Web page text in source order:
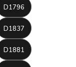
D1796
D1837
D1881